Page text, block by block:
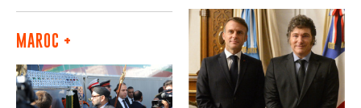
MAROC +